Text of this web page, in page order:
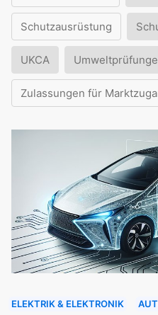
Schutzausrüstung
UKCA
Zulassungen für
ELEKTRIK & ELEKTRONIK